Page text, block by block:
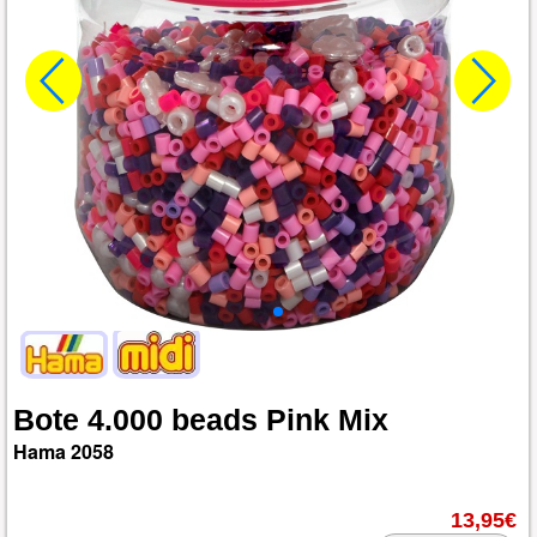
Bote 4.000 beads Pink Mix
Hama2058
13,95€